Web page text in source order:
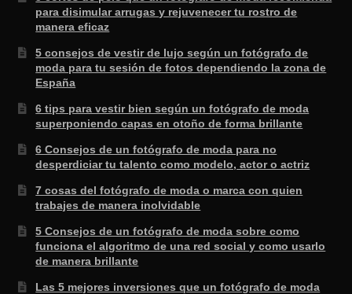
para disimular arrugas y rejuvenecer tu rostro de
manera eficaz
5 consejos de vestir de lujo según un fotógrafo de
moda para tu sesión de fotos dependiendo la zona de
España
6 tips para vestir bien según un fotógrafo de moda
superponiendo capas en otoño de forma brillante
6 Consejos de un fotógrafo de moda para no
desperdiciar tu talento como modelo, actor o actriz
7 cosas del fotógrafo de moda o marca con quien
trabajes de manera inolvidable
5 Consejos de un fotógrafo de moda sobre como
funciona el algoritmo de una red social y como usarlo
de manera brillante
Las 5 mejores inversiones que un fotógrafo de moda